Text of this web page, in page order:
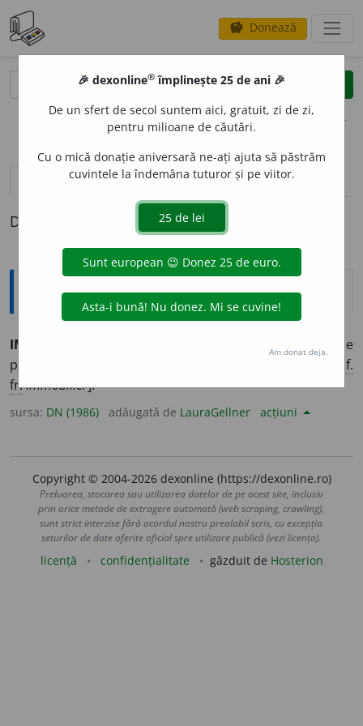
savings Donează
clear
opțiuni
definiții (1) pronunțievolume_up (25)
Definiția cu ID-ul 414075:
Explicative DEX
IMOBILI
) Care nu se
poate transporta; nemișcător; imobil. [
cf.
fr.immobilier].
sursa: DN (1986) adăugată de LauraGellner acțiuni
Copyright © 2004-2026 dexonline (https://dexonline.ro)
Preluarea, stocarea sau utilizarea datelor de pe acest site, inclusiv
prin orice metode de extragere automată (web scraping, crawling),
sunt strict interzise fără acordul nostru prealabil scris, cu excepția
seturilor de date oferite oficial spre utilizare publică (vezi licența).
licență confidențialitate găzduit de Hosterion
🎉 dexonline® împlinește 25 de ani 🎉
De un sfert de secol suntem aici, gratuit, zi de zi,
pentru milioane de căutări.
Cu o mică donație aniversară ne-ați ajuta să păstrăm
cuvintele la îndemâna tuturor și pe viitor.
Am donat deja.